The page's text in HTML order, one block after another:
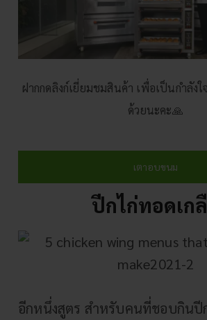
ฝากกดลิงก์เยี่ยมชมสินค้า เพื่อเป็นกำลัง
ด้วยนะคะ🙏
เตาอบขนม
ปีกไก่ทอดเก
อีกหนึ่งสูตร สำหรับคนที่ชอบกินปี